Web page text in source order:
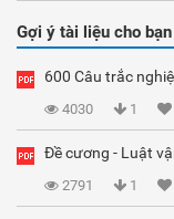
Gợi ý tài liệu cho bạn
600 Câu trắc
4030 1
Đề cương - Luật
2791 1